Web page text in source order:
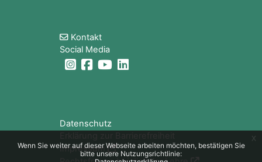
Wenn Sie weiter auf dieser Webseite arbeiten möchten, bestätigen Sie
bitte unsere Nutzungsrichtlinie:
x
Kontakt
Social Media
Datenschutz
Impressum